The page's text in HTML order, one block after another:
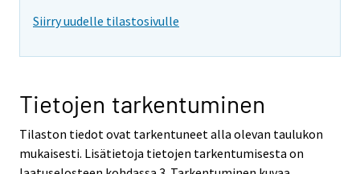
Siirry uudelle tilastosivulle
Tietojen tarkentuminen
Tilaston tiedot ovat tarkentuneet alla olevan taulukon
mukaisesti. Lisätietoja tietojen tarkentumisesta on